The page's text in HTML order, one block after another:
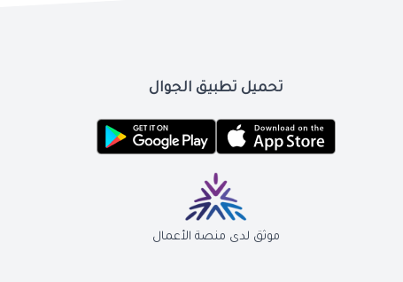
تحميل تطبيق الجوال
موثق لدى منصة الأعمال